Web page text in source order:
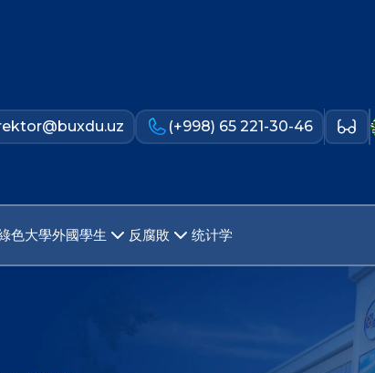
(+998) 65 221-30-46
色大學外國學生 反腐敗 统计学